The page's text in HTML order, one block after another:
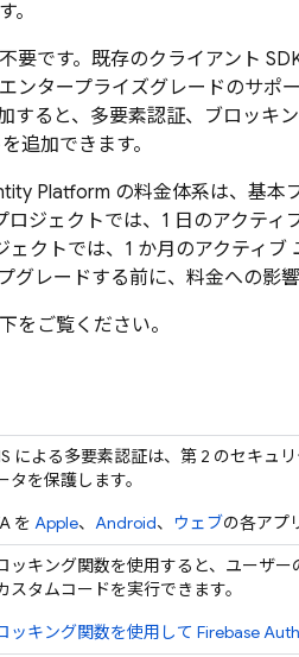
。
要です。既存のクライアント
ンタープライズグレードのサポ
すると、多要素認証、ブロッキ
追加できます。
Platform の料金体系は、基本
ジェクトでは、1 日のアクテ
クトでは、1 か月のアクティ
グレードする前に、料金への影
をご覧ください。
による多要素認証は、第 2 のセキュ
タを保護します。
を Apple、 Android、 ウェブの各アプ
ッキング関数を使用すると、ユーザ
スタムコードを実行できます。
ッキング関数を使用して Firebase